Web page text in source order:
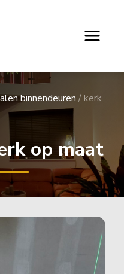
binnendeuren /kerk
op maat